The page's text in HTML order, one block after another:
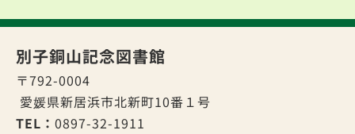
別子銅山記念図書館
〒792-0004
愛媛県新居浜市北新町10番１号
TEL： 0897-32-1911